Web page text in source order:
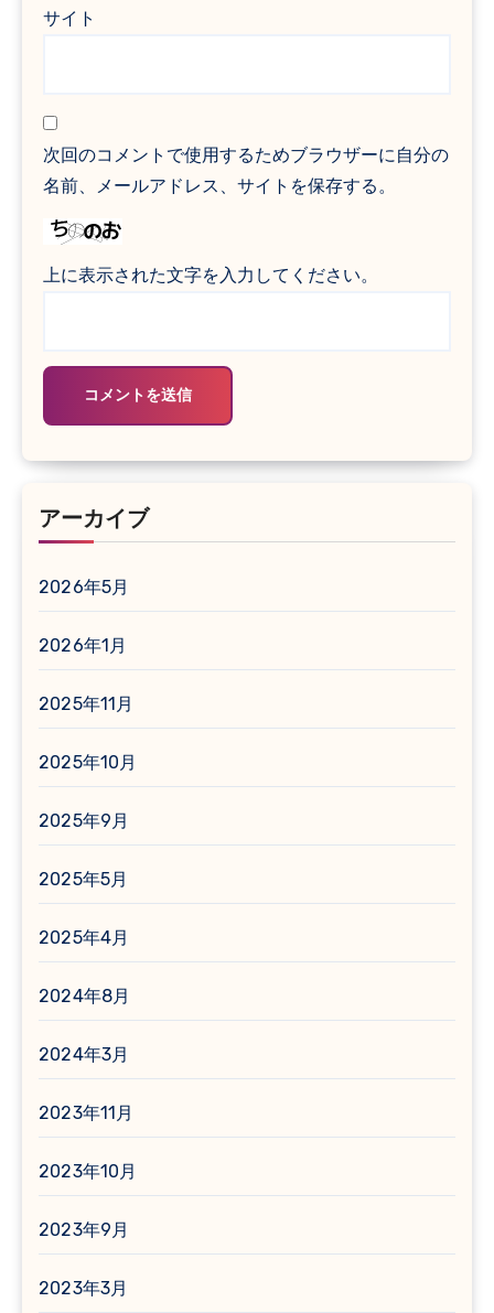
サイト
次回のコメントで使用するためブラウザーに自分の
名前、メールアドレス、サイトを保存する。
上に表示された文字を入力してください。
アーカイブ
2026年5月
2026年1月
2025年11月
2025年10月
2025年9月
2025年5月
2025年4月
2024年8月
2024年3月
2023年11月
2023年10月
2023年9月
2023年3月